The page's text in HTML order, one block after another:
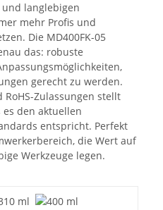
langlebigen
mehr Profis und
Die MD400FK-05
das: robuste
gerecht zu werden.
RoHS-Zulassungen stellt
es den aktuellen
entspricht. Perfekt
die Wert auf
Werkzeuge legen.